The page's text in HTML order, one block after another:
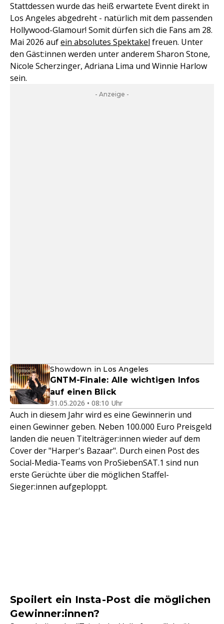
Stattdessen wurde das heiß erwartete Event direkt in
Los Angeles abgedreht - natürlich mit dem passenden
Hollywood-Glamour! Somit dürfen sich die Fans am 28.
Mai 2026 aufein absolutes Spektakel freuen. Unter
den Gäst:innen werden unter anderem Sharon Stone,
Nicole Scherzinger, Adriana Lima und Winnie Harlow
sein.
- Anzeige -
Showdown in Los Angeles
GNTM-Finale: Alle wichtigen Infos
auf einen Blick
31.05.2026 • 08:10 Uhr
Auch in diesem Jahr wird es eine Gewinnerin und
einen Gewinner geben. Neben 100.000 Euro Preisgeld
landen die neuen Titelträger:innen wieder auf dem
Cover der "Harper's Bazaar". Durch einen Post des
Social-Media-Teams von ProSiebenSAT.1 sind nun
erste Gerüchte über die möglichen Staffel-
Sieger:innen aufgeploppt.
Spoilert ein Insta-Post die möglichen
Gewinner:innen?